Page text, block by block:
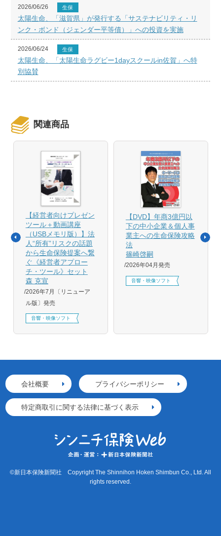
2026/06/26 生保
太陽生命、「滋賀県」が発行する「サステナビリティ・リ
ンク・ボンド（ジェンダー平等債）」への投資を実施
2026/06/24 生保
太陽生命、「太陽生命ラグビー1dayスクールin佐賀」へ特
別協賛
関連商品
【経営者向けプレゼン
ツール＋動画講座
（USBメモリ版）】法
人“所有”リスクの話題
から生命保険提案へ繋
ぐ《経営者アプロー
チ・ツール》セット
森 克宣
2026年7月〔リニューア
ル版〕発売
音響・映像ソフト
【DVD】年商3億円以
下の中小企業＆個人事
業主への生命保険攻略
法
篠崎啓嗣
2026年04月発売
音響・映像ソフト
会社概要 プライバシーポリシー
特定商取引に関する法律に基づく表示
©新日本保険新聞社 Copyright The Shinnihon Hoken Shimbun Co., Ltd. All
rights reserved.